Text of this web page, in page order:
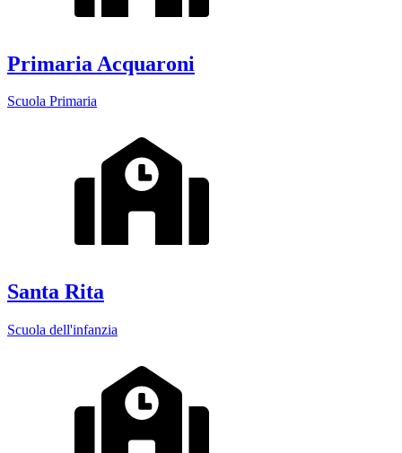
Primaria Acquaroni
Scuola Primaria
Santa Rita
Scuola dell'infanzia